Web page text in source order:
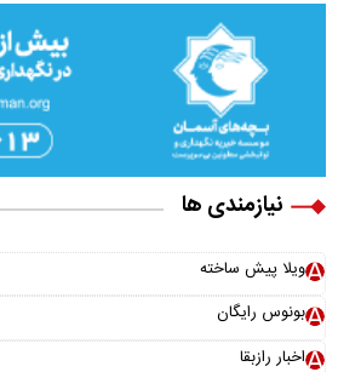
نیازمندی ها
ویلا پیش ساخته
بونوس رایگان
اخبار رازبقا